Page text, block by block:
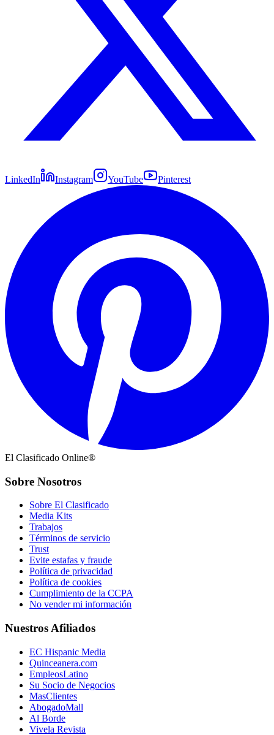
LinkedIn Instagram YouTube Pinterest
El Clasificado Online®
Sobre Nosotros
Sobre El Clasificado
Media Kits
Trabajos
Términos de servicio
Trust
Evite estafas y fraude
Política de privacidad
Política de cookies
Cumplimiento de la CCPA
No vender mi información
Nuestros Afiliados
EC Hispanic Media
Quinceanera.com
EmpleosLatino
Su Socio de Negocios
MasClientes
AbogadoMall
Al Borde
Vivela Revista